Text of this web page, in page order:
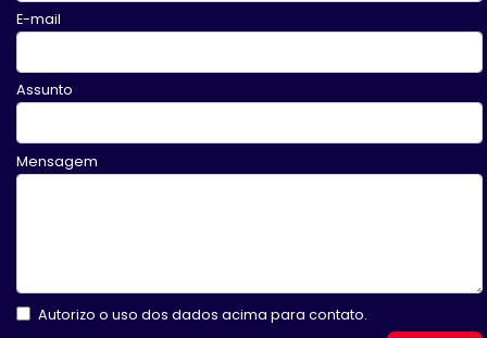
E-mail
Assunto
Mensagem
Autorizo o uso dos dados acima para contato.